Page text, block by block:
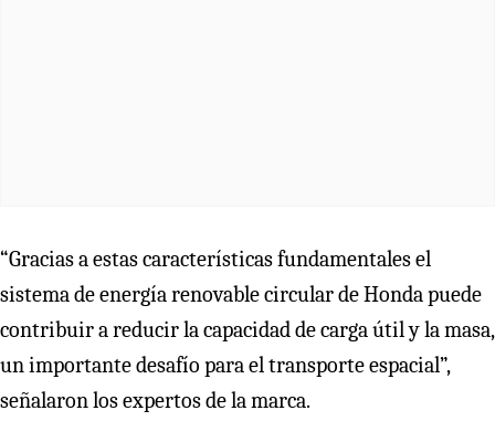
“Gracias a estas características fundamentales el
sistema de energía renovable circular de Honda puede
contribuir a reducir la capacidad de carga útil y la masa,
un importante desafío para el transporte espacial”,
señalaron los expertos de la marca.